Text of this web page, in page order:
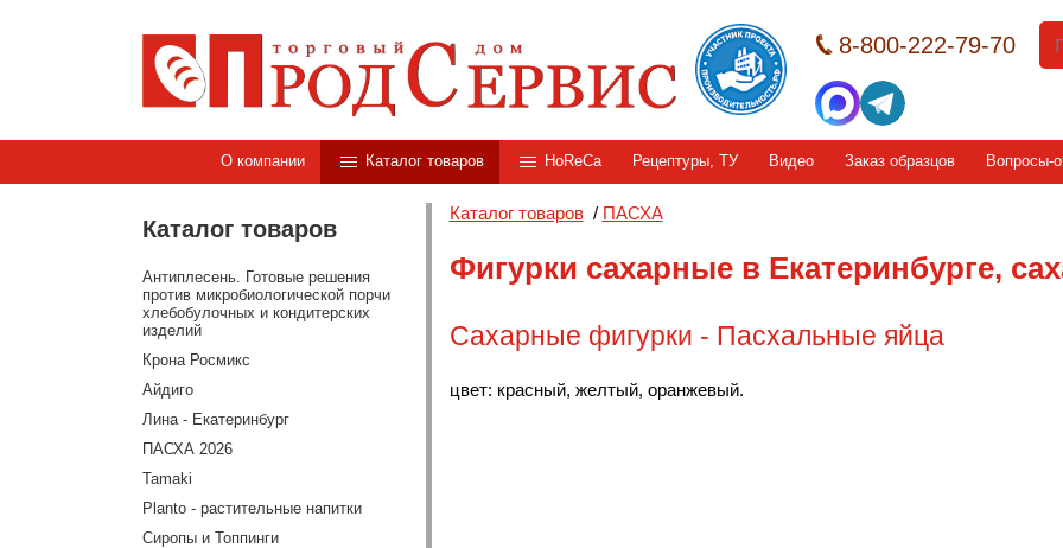
8-800-222-79-70
О компании Каталог товаров HoReCa Рецептуры, ТУ Видео Заказ образцов Вопросы-
Каталог товаров
Антиплесень. Готовые решения
против микробиологической порчи
хлебобулочных и кондитерских
изделий
Крона Росмикс
Айдиго
Лина - Екатеринбург
ПАСХА 2026
Tamaki
Planto - растительные напитки
Сиропы и Топпинги
Каталог товаров/ ПАСХА
Фигурки сахарные в Екатеринбурге,
Сахарные фигурки - Пасхальные яйца
цвет: красный, желтый, оранжевый.